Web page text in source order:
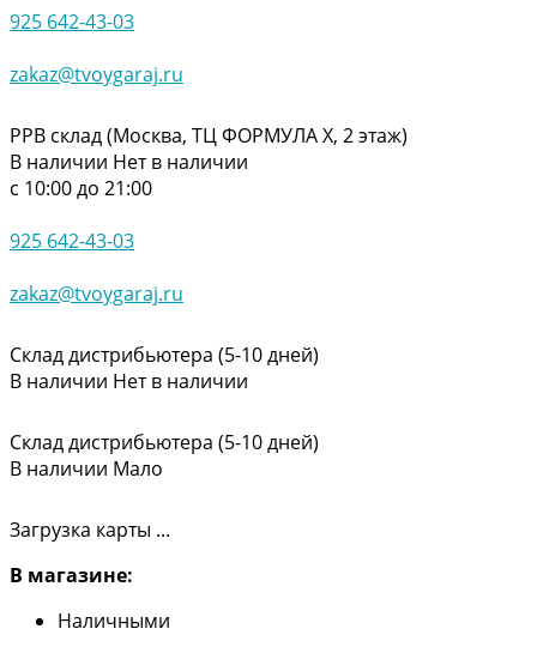
925 642-43-03
zakaz@tvoygaraj.ru
РРВ склад (Москва, ТЦ ФОРМУЛА Х, 2 этаж)
В наличии Нет в наличии
с 10:00 до 21:00
925 642-43-03
zakaz@tvoygaraj.ru
Склад дистрибьютера (5-10 дней)
В наличии Нет в наличии
Склад дистрибьютера (5-10 дней)
В наличии Мало
Загрузка карты ...
В магазине:
Наличными